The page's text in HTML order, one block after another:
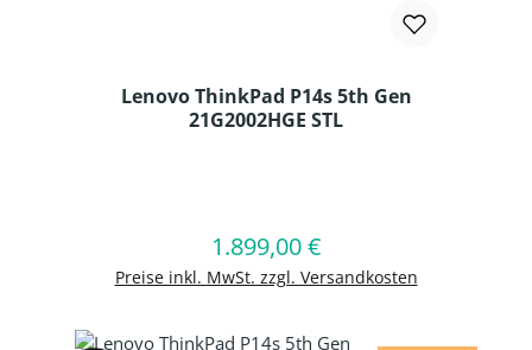
Lenovo ThinkPad P14s 5th Gen
21G2002HGE STL
Regulärer Preis:
1.899,00 €
Preise inkl. MwSt. zzgl. Versandkosten
In den Warenkorb